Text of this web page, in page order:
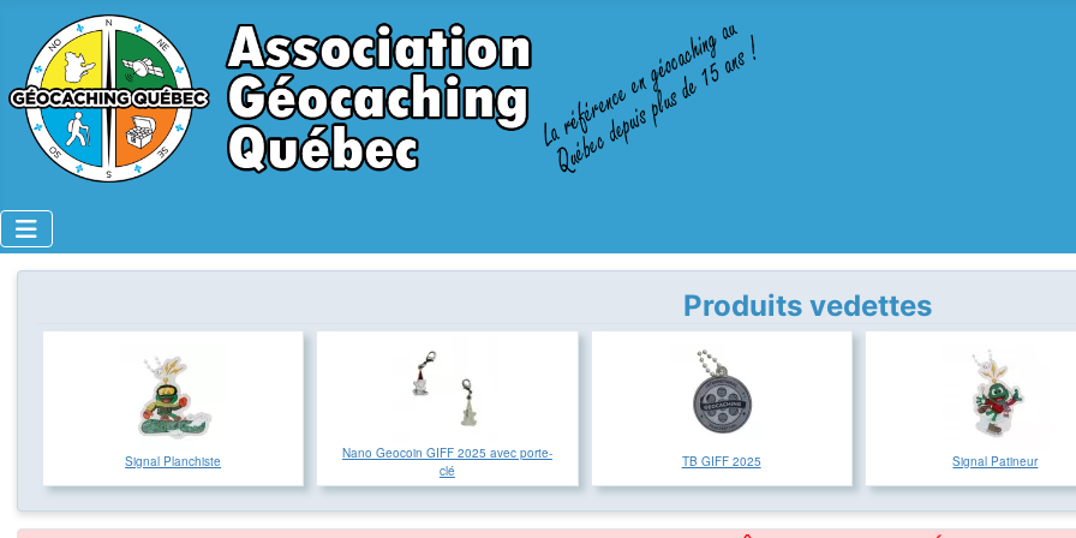
Produits vedettes
Signal Planchiste
Nano Geocoin GIFF 2025 avec porte-
clé
TB GIFF 2025 Signal Patineur